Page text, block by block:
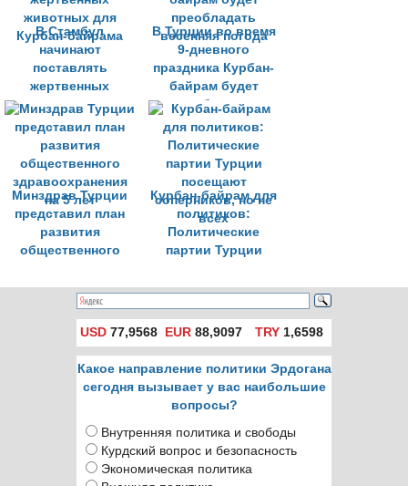
В Стамбул
начинают
поставлять
жертвенных
животных для
Курбан-байрама
В Турции во время
9-дневного
праздника Курбан-
байрам будет
преобладать
весенняя погода
Минздрав Турции
представил план
развития
общественного
на 5 лет
Курбан-байрам для
политиков:
Политические
партии Турции
соперников, но не
всех
USD 77,9568 EUR 88,9097 TRY1,6598
Какое направление политики Эрдогана
сегодня вызывает у вас наибольшие
вопросы?
Внутренняя политика и свободы
Курдский вопрос и безопасность
Экономическая политика